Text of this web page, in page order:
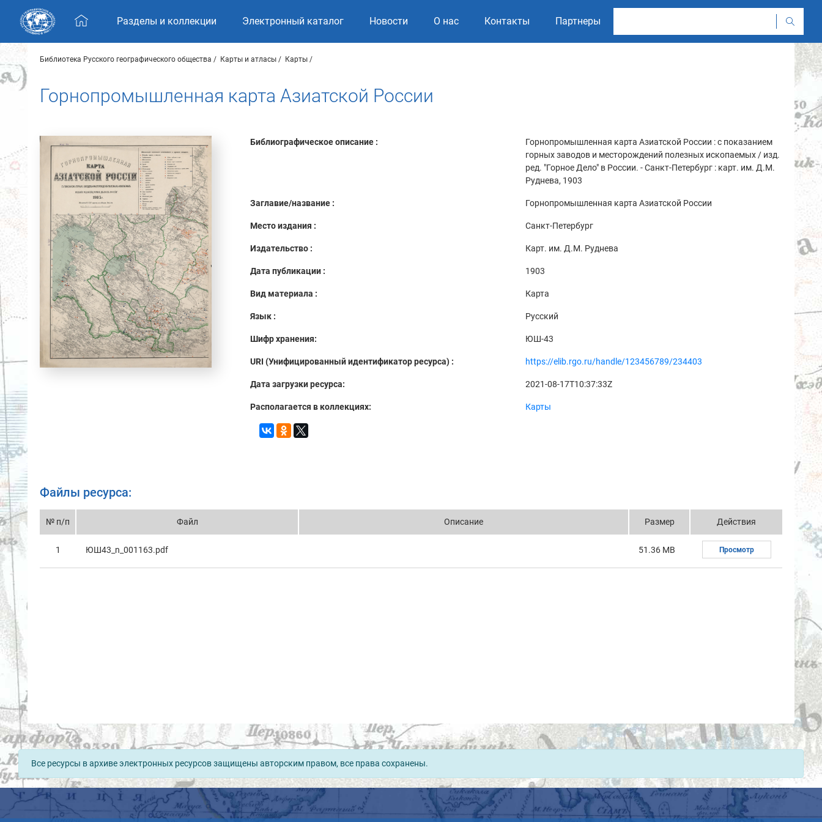
Skip navigation
Разделы и коллекции Электронный каталог Новости О нас Контакты Партнеры
Библиотека Русского географического общества Карты и атласы Карты
Горнопромышленная карта Азиатской России
Библиографическое описание :
Горнопромышленная карта Азиатской России : с показанием
горных заводов и месторождений полезных ископаемых / изд.
ред. "Горное Дело" в России. - Санкт-Петербург : карт. им. Д.М.
Руднева, 1903
Заглавие/название : Горнопромышленная карта Азиатской России
Место издания : Санкт-Петербург
Издательство : Карт. им. Д.М. Руднева
Дата публикации : 1903
Вид материала : Карта
Язык : Русский
Шифр хранения: ЮШ-43
URI (Унифицированный идентификатор ресурса) : https://elib.rgo.ru/handle/123456789/234403
Дата загрузки ресурса: 2021-08-17T10:37:33Z
Располагается в коллекциях: Карты
Файлы ресурса:
№ п/п Файл Описание Размер Действия
1 ЮШ43_n_001163.pdf 51.36 MB Просмотр
Все ресурсы в архиве электронных ресурсов защищены авторским правом, все права сохранены.